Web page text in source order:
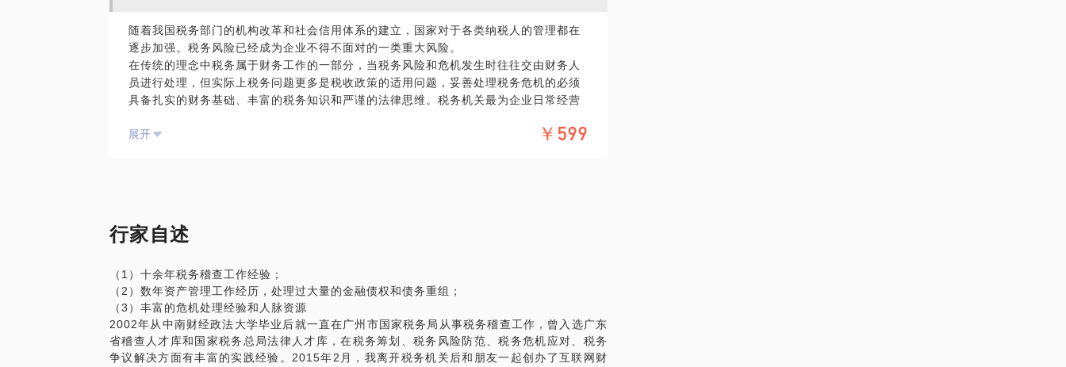
随着我国税务部门的机构改革和社会信用体系的建立，国家对于各类纳税人的管理都在
逐步加强。税务风险已经成为企业不得不面对的一类重大风险。
在传统的理念中税务属于财务工作的一部分，当税务风险和危机发生时往往交由财务人
员进行处理，但实际上税务问题更多是税收政策的适用问题，妥善处理税务危机的必须
具备扎实的财务基础、丰富的税务知识和严谨的法律思维。税务机关最为企业日常经营
机，则更加是一项需要具备高超技巧的能力。
展开 ￥599
行家自述
（1）十余年税务稽查工作经验；
（2）数年资产管理工作经历，处理过大量的金融债权和债务重组；
（3）丰富的危机处理经验和人脉资源
2002年从中南财经政法大学毕业后就一直在广州市国家税务局从事税务稽查工作，曾入选广东
省稽查人才库和国家税务总局法律人才库，在税务筹划、税务风险防范、税务危机应对、税务
争议解决方面有丰富的实践经验。2015年2月，我离开税务机关后和朋友一起创办了互联网财